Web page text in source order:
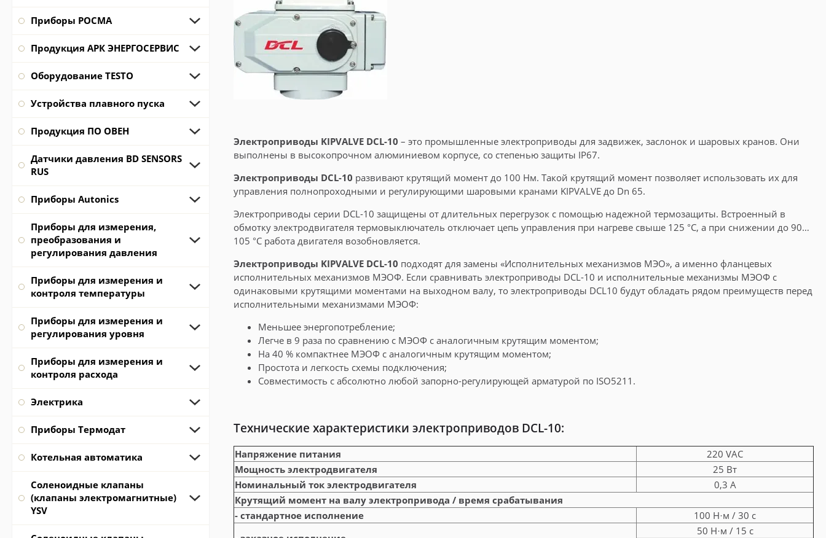
Приборы РОСМА
Продукция АРК ЭНЕРГОСЕРВИС
Оборудование TESTO
Устройства плавного пуска
Продукция ПО ОВЕН
Датчики давления BD SENSORS
RUS
Приборы Autonics
Приборы для измерения,
преобразования и
регулирования давления
Приборы для измерения и
контроля температуры
Приборы для измерения и
регулирования уровня
Приборы для измерения и
контроля расхода
Электрика
Приборы Термодат
Котельная автоматика
Соленоидные клапаны
(клапаны электромагнитные)
YSV
Электроприводы KIPVALVE DCL-10 – это промышленные электроприводы для задвижек, заслонок и шаровых кранов. Они
выполнены в высокопрочном алюминиевом корпусе, со степенью защиты IP67.
Электроприводы DCL-10 развивают крутящий момент до 100 Нм. Такой крутящий момент позволяет использовать их для
управления полнопроходными и регулирующими шаровыми кранами KIPVALVE до Dn 65.
Электроприводы серии DCL-10 защищены от длительных перегрузок с помощью надежной термозащиты. Встроенный в
обмотку электродвигателя термовыключатель отключает цепь управления при нагреве свыше 125 °С, а при снижении до 90…
105 °С работа двигателя возобновляется.
Электроприводы KIPVALVE DCL-10 подходят для замены «Исполнительных механизмов МЭО», а именно фланцевых
исполнительных механизмов МЭОФ. Если сравнивать электроприводы DCL-10 и исполнительные механизмы МЭОФ с
одинаковыми крутящими моментами на выходном валу, то электроприводы DCL10 будут обладать рядом преимуществ перед
исполнительными механизмами МЭОФ:
Меньшее энергопотребление;
Легче в 9 раза по сравнению с МЭОФ с аналогичным крутящим моментом;
На 40 % компактнее МЭОФ с аналогичным крутящим моментом;
Простота и легкость схемы подключения;
Совместимость с абсолютно любой запорно-регулирующей арматурой по ISO5211.
Технические характеристики электроприводов DCL-10:
Напряжение питания
220 VAC
Мощность электродвигателя
25 Вт
Номинальный ток электродвигателя
0,3 А
Крутящий момент на валу электропривода / время срабатывания
- стандартное исполнение
100 Н·м / 30 с
50 Н·м / 15 с